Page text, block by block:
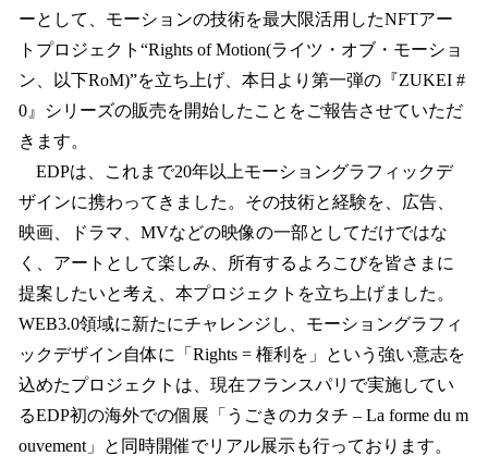
ーとして、モーションの技術を最大限活用したNFTアー
トプロジェクト“Rights of Motion(ライツ・オブ・モーショ
ン、以下RoM)”を立ち上げ、本日より第一弾の『ZUKEI #
0』シリーズの販売を開始したことをご報告させていただ
きます。
EDPは、これまで20年以上モーショングラフィックデ
ザインに携わってきました。その技術と経験を、広告、
映画、ドラマ、MVなどの映像の一部としてだけではな
く、アートとして楽しみ、所有するよろこびを皆さまに
提案したいと考え、本プロジェクトを立ち上げました。
WEB3.0領域に新たにチャレンジし、モーショングラフィ
ックデザイン自体に「Rights = 権利を」という強い意志を
込めたプロジェクトは、現在フランスパリで実施してい
るEDP初の海外での個展「うごきのカタチ – La forme du m
ouvement」と同時開催でリアル展示も行っております。